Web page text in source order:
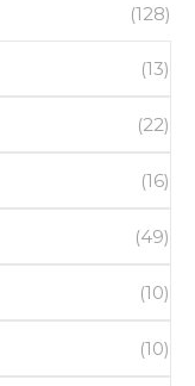
(128)
(13)
(22)
(16)
(49)
(10)
(10)